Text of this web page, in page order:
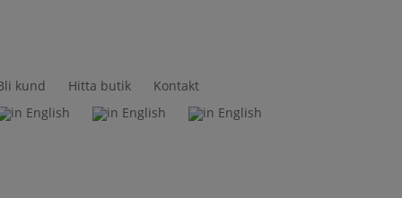
kund Hitta butik Kontakt